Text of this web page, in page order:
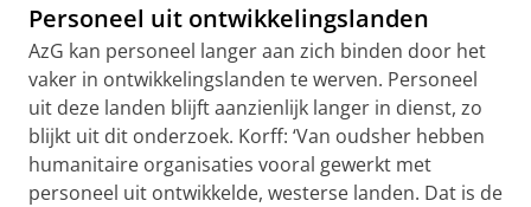
Personeel uit ontwikkelingslanden
AzG kan personeel langer aan zich binden door het
vaker in ontwikkelingslanden te werven. Personeel
uit deze landen blijft aanzienlijk langer in dienst, zo
blijkt uit dit onderzoek. Korff: ‘Van oudsher hebben
humanitaire organisaties vooral gewerkt met
personeel uit ontwikkelde, westerse landen. Dat is de